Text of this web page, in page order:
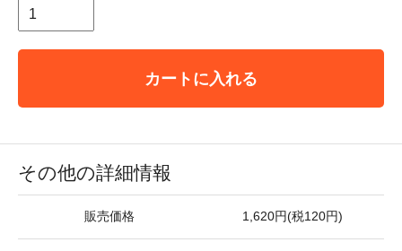
カートに入れる
その他の詳細情報
販売価格 1,620円(税120円)